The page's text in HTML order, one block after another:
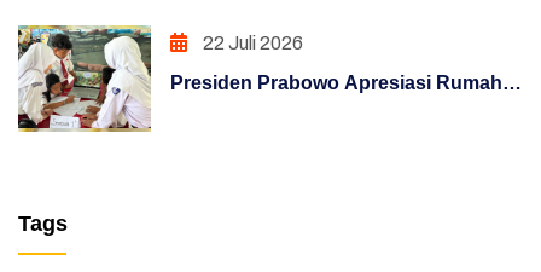
(REFORM)
PENATAAN TATALAKSANA (REFORM)
Penataan Sistem Manajemen SDM (REFORM)
22 Juli 2026
Presiden Prabowo Apresiasi Rumah
Tags